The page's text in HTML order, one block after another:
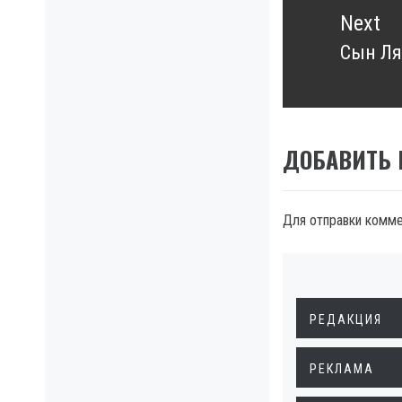
Next
Next
Сын
ДОБАВИТЬ
Для отправки
РЕДАКЦИЯ
РЕКЛАМА